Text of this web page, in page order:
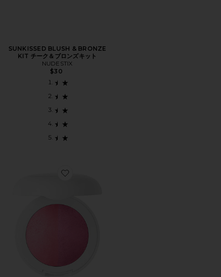
SUNKISSED BLUSH & BRONZE
KIT チーク＆ブロンズキット
NUDESTIX
$30
Favorite THE DUET: BAKED BLUSH DUO ザデュエット